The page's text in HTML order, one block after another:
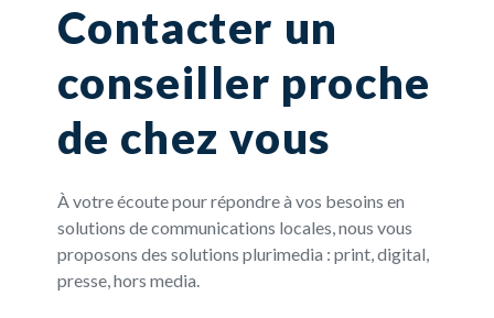
Contacter un
conseiller proche
de chez vous
À votre écoute pour répondre à vos besoins en
solutions de communications locales, nous vous
proposons des solutions plurimedia : print, digital,
presse, hors media.